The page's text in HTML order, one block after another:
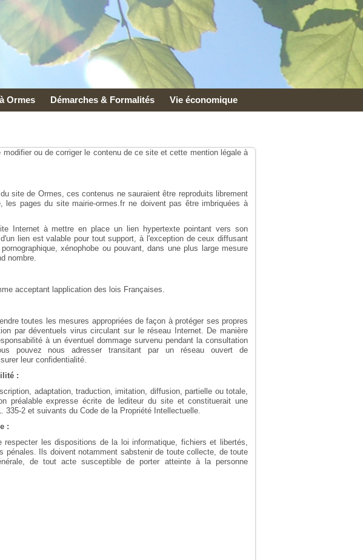
Ormes Démarches & Formalités Vie économique
les dispositions de la loi informatique, fichiers et libertés,
Ils doivent notamment sabstenir de toute collecte, de toute
de tout acte susceptible de porter atteinte à la personne
:
adaptation, traduction, imitation, diffusion, partielle ou totale,
préalable expresse écrite de lediteur du site et constituerait une
335-2 et suivants du Code de la Propriété Intellectuelle.
:
toutes les mesures appropriées de façon à protéger ses propres
par déventuels virus circulant sur le réseau Internet. De manière
à un éventuel dommage survenu pendant la consultation
pouvez nous adresser transitant par un réseau ouvert de
leur confidentialité.
acceptant lapplication des lois Françaises.
Internet à mettre en place un lien hypertexte pointant vers son
lien est valable pour tout support, à l'exception de ceux diffusant
xénophobe ou pouvant, dans une plus large mesure
nombre.
site de Ormes, ces contenus ne sauraient être reproduits librement
les pages du site mairie-ormes.fr ne doivent pas être imbriquées à
ou de corriger le contenu de ce site et cette mention légale à